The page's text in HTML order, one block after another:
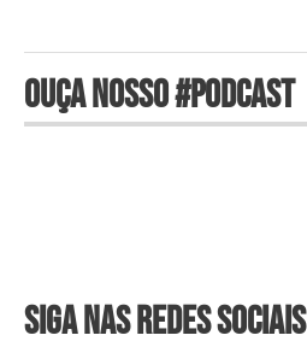
OUÇA NOSSO #PODCAST
SIGA NAS REDES SOCIAIS